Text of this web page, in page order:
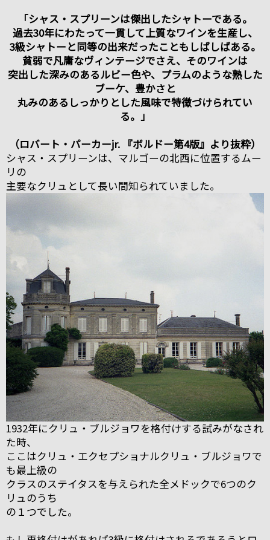
「シャス・スプリーンは傑出したシャトーである。
過去30年にわたって一貫して上質なワインを生産し、
3級シャトーと同等の出来だったこともしばしばある。
貧弱で凡庸なヴィンテージでさえ、そのワインは
突出した深みのあるルビー色や、プラムのような熟した
ブーケ、豊かさと
丸みのあるしっかりとした風味で特徴づけられてい
る。」
（ロバート・パーカーjr. 『ボルドー第4版』より抜粋）
シャス・スプリーンは、マルゴーの北西に位置するムー
リの
主要なクリュとして長い間知られていました。
1932年にクリュ・ブルジョワを格付けする試みがなされ
た時、
ここはクリュ・エクセプショナルクリュ・ブルジョワで
も最上級の
クラスのステイタスを与えられた全メドックで6つのク
リュのうち
の１つでした。